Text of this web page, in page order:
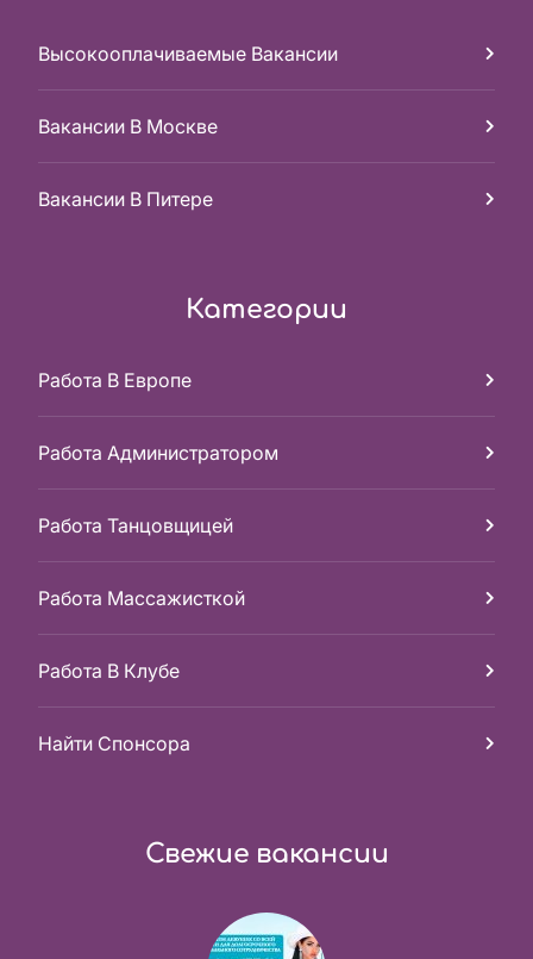
Высокооплачиваемые Вакансии
Вакансии В Москве
Вакансии В Питере
Категории
Работа В Европе
Работа Администратором
Работа Танцовщицей
Работа Массажисткой
Работа В Клубе
Найти Спонсора
Свежие вакансии